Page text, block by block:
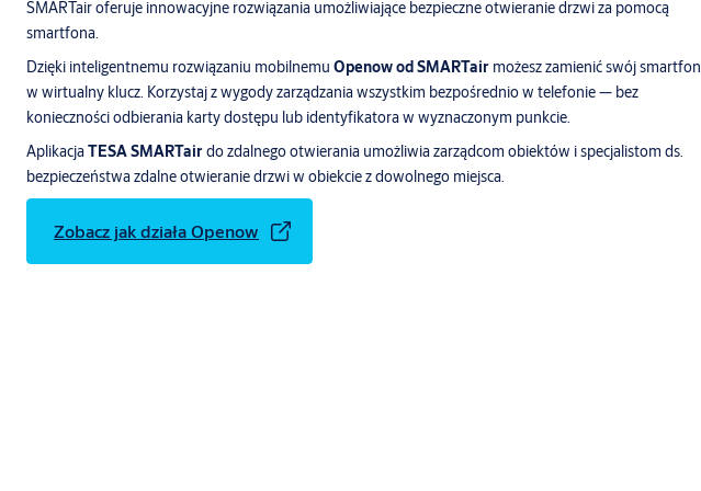
SMARTair oferuje innowacyjne rozwiązania umożliwiające bezpieczne otwieranie drzwi za pomocą
smartfona.
Dzięki inteligentnemu rozwiązaniu mobilnemu Openow od SMARTair możesz zamienić swój smartfon
w wirtualny klucz. Korzystaj z wygody zarządzania wszystkim bezpośrednio w telefonie — bez
konieczności odbierania karty dostępu lub identyfikatora w wyznaczonym punkcie.
AplikacjaTESA SMARTairdo zdalnego otwierania umożliwia zarządcom obiektów i specjalistom ds.
bezpieczeństwa zdalne otwieranie drzwi w obiekcie z dowolnego miejsca.
Zobacz jak działa Openow